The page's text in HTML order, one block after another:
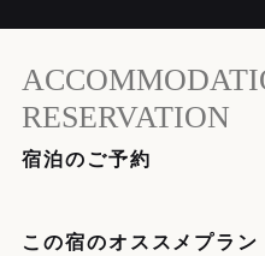
RESERVATION
宿泊のご予約
この宿のオススメプラン